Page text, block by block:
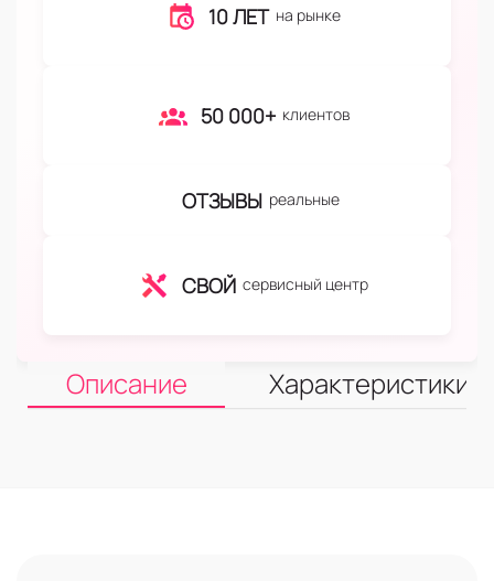
10 ЛЕТ на рынке
50 000+ клиентов
ОТЗЫВЫ реальные
СВОЙ сервисный центр
Описание Характеристики